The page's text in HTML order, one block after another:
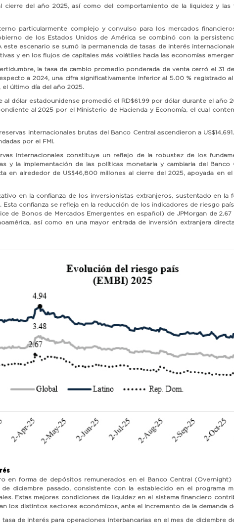
cierre del año 2025, así como del comportamiento de la liquidez y
particularmente complejo y convulso para los mercados
de los Estados Unidos de América se combinó con la
este escenario se sumó la permanencia de tasas de interés
y en los flujos de capitales más volátiles hacia las economías
la tasa de cambio promedio ponderada de venta cerró el 31
a 2024, una cifra significativamente inferior al 5.00 % registrado
último día del año 2025.
dólar estadounidense promedió el RD$61.99 por dólar durante el año
al 2025 por el Ministerio de Hacienda y Economía, el cual
internacionales brutas del Banco Central ascendieron a
por el FMI.
internacionales constituye un reflejo de la robustez de los
y la implementación de las políticas monetaria y cambiaria del
en alrededor de US$46,800 millones al cierre del 2025, apoyada en
en la confianza de los inversionistas extranjeros, sustentado en la
confianza se refleja en la reducción de los indicadores de riesgo
de Bonos de Mercados Emergentes en español) de JPMorgan de
así como en una mayor entrada de inversión extranjera
en forma de depósitos remunerados en el Banco Central (Overnight)
de diciembre pasado, consistente con la establecido en el programa
Estas mejores condiciones de liquidez en el sistema financiero
los distintos sectores económicos, ante el incremento de la demanda
de interés para operaciones interbancarias en el mes de diciembre